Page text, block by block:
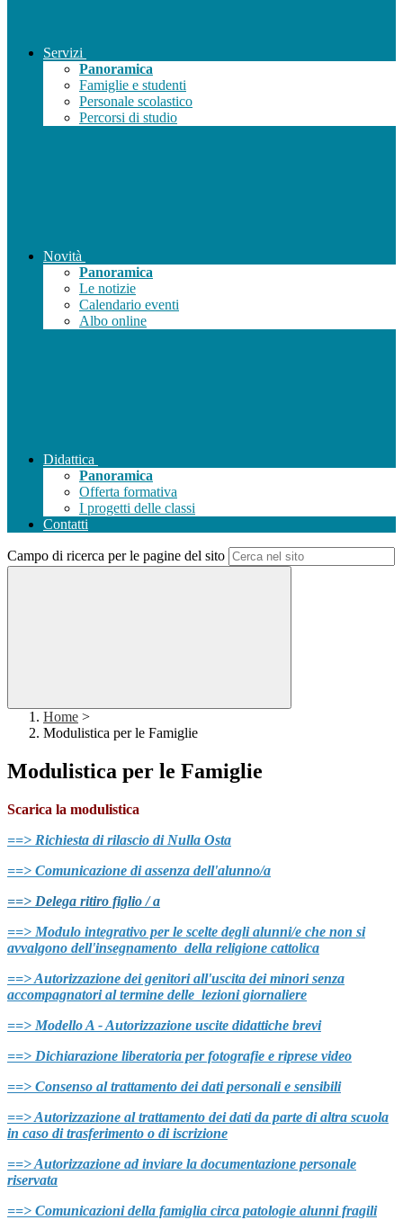
Servizi
Panoramica
Famiglie e studenti
Personale scolastico
Percorsi di studio
Novità
Panoramica
Le notizie
Calendario eventi
Albo online
Didattica
Panoramica
Offerta formativa
I progetti delle classi
Contatti
Campo di ricerca per le pagine del sito
Home >
Modulistica per le Famiglie
Modulistica per le Famiglie
Scarica la modulistica
==> Richiesta di rilascio di Nulla Osta
==> Comunicazione di assenza dell'alunno/a
==> Delega ritiro figlio / a
==> Modulo integrativo per le scelte degli alunni/e che non si
avvalgono dell'insegnamento della religione cattolica
==> Autorizzazione dei genitori all'uscita dei minori senza
accompagnatori al termine delle lezioni giornaliere
==> Modello A - Autorizzazione uscite didattiche brevi
==> Dichiarazione liberatoria per fotografie e riprese video
==> Consenso al trattamento dei dati personali e sensibili
==> Autorizzazione al trattamento dei dati da parte di altra scuola
in caso di trasferimento o di iscrizione
==> Autorizzazione ad inviare la documentazione personale
riservata
==> Comunicazioni della famiglia circa patologie alunni fragili